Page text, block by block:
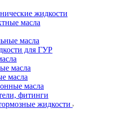
жидкости
масла
масла
для ГУР
масла
масла
масла
фитинги
жидкости